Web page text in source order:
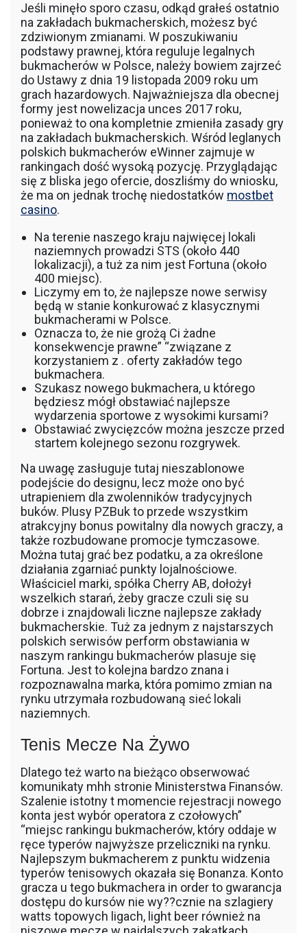
Jeśli minęło sporo czasu, odkąd grałeś ostatnio
na zakładach bukmacherskich, możesz być
zdziwionym zmianami. W poszukiwaniu
podstawy prawnej, która reguluje legalnych
bukmacherów w Polsce, należy bowiem zajrzeć
do Ustawy z dnia 19 listopada 2009 roku um
grach hazardowych. Najważniejsza dla obecnej
formy jest nowelizacja unces 2017 roku,
ponieważ to ona kompletnie zmieniła zasady gry
na zakładach bukmacherskich. Wśród leglanych
polskich bukmacherów eWinner zajmuje w
rankingach dość wysoką pozycję. Przyglądając
się z bliska jego ofercie, doszliśmy do wniosku,
że ma on jednak trochę niedostatków mostbet
casino.
Na terenie naszego kraju najwięcej lokali
naziemnych prowadzi STS (około 440
lokalizacji), a tuż za nim jest Fortuna (około
400 miejsc).
Liczymy em to, że najlepsze nowe serwisy
będą w stanie konkurować z klasycznymi
bukmacherami w Polsce.
Oznacza to, że nie grożą Ci żadne
konsekwencje prawne” “związane z
korzystaniem z . oferty zakładów tego
bukmachera.
Szukasz nowego bukmachera, u którego
będziesz mógł obstawiać najlepsze
wydarzenia sportowe z wysokimi kursami?
Obstawiać zwycięzców można jeszcze przed
startem kolejnego sezonu rozgrywek.
Na uwagę zasługuje tutaj nieszablonowe
podejście do designu, lecz może ono być
utrapieniem dla zwolenników tradycyjnych
buków. Plusy PZBuk to przede wszystkim
atrakcyjny bonus powitalny dla nowych graczy, a
także rozbudowane promocje tymczasowe.
Można tutaj grać bez podatku, a za określone
działania zgarniać punkty lojalnościowe.
Właściciel marki, spółka Cherry AB, dołożył
wszelkich starań, żeby gracze czuli się su
dobrze i znajdowali liczne najlepsze zakłady
bukmacherskie. Tuż za jednym z najstarszych
polskich serwisów perform obstawiania w
naszym rankingu bukmacherów plasuje się
Fortuna. Jest to kolejna bardzo znana i
rozpoznawalna marka, która pomimo zmian na
rynku utrzymała rozbudowaną sieć lokali
naziemnych.
Tenis Mecze Na Żywo
Dlatego też warto na bieżąco obserwować
komunikaty mhh stronie Ministerstwa Finansów.
Szalenie istotny t momencie rejestracji nowego
konta jest wybór operatora z czołowych”
“miejsc rankingu bukmacherów, który oddaje w
ręce typerów najwyższe przeliczniki na rynku.
Najlepszym bukmacherem z punktu widzenia
typerów tenisowych okazała się Bonanza. Konto
gracza u tego bukmachera in order to gwarancja
dostępu do kursów nie wy??cznie na szlagiery
watts topowych ligach, light beer również na